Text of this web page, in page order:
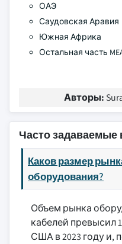
ОАЭ
Саудовская Аравия
Южная Африка
Остальная часть
Авторы:
Часто задаваемые
Каков размер
оборудования?
Объем рынка
кабелей превысил
США в 2023 году и,